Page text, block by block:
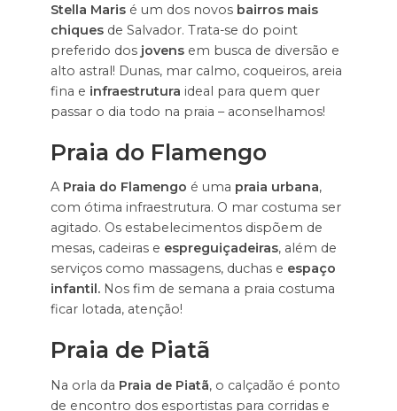
Stella Marisé um dos novos bairros mais
chiquesde Salvador. Trata-se do point
preferido dos jovens em busca de diversão e
alto astral! Dunas, mar calmo, coqueiros, areia
fina e infraestrutura ideal para quem quer
passar o dia todo na praia – aconselhamos!
Praia do Flamengo
A Praia do Flamengo é uma praia urbana,
com ótima infraestrutura. O mar costuma ser
agitado. Os estabelecimentos dispõem de
mesas, cadeiras e espreguiçadeiras, além de
serviços como massagens, duchas e espaço
infantil.Nos fim de semana a praia costuma
ficar lotada, atenção!
Praia de Piatã
Na orla da Praia de Piatã, o calçadão é ponto
de encontro dos esportistas para corridas e